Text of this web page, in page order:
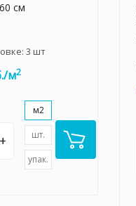
см
3 шт
м2
+
м2
шт.
упак.